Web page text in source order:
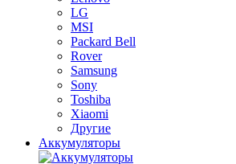
LG
MSI
Packard Bell
Rover
Samsung
Sony
Toshiba
Xiaomi
Другие
Аккумуляторы